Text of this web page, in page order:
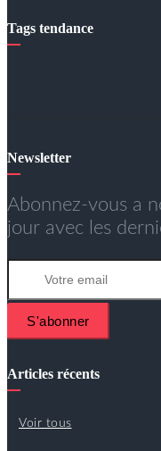
Tags tendance
Newsletter
Abonnez-vous a
jour avec les
S'abonner
Articles récents
Voir tous